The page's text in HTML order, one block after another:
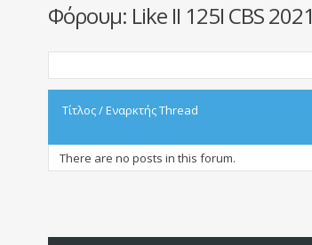
Φόρουμ: Like II 125I CBS 2021
Τίτλος/Εναρκτής Thread
There are no posts in this forum.